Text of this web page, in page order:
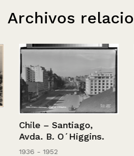
Archivos
Chile – Santiago,
Avda. B. O´Higgins.
1936 - 1952